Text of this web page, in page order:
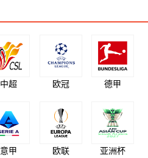
中超 欧冠 德甲
意甲 欧联 亚洲杯